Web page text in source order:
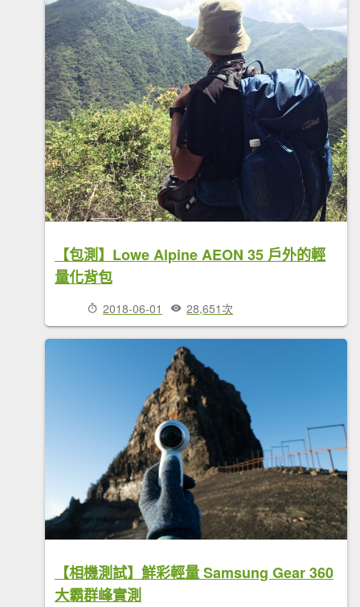
【包測】Lowe Alpine AEON 35 戶外的輕
量化背包
2018-06-01 28,651次
【相機測試】鮮彩輕量 Samsung Gear 360
大霸群峰實測